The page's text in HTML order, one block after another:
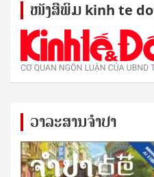
ໜັງ​ສື​ພິມ kinh te
ວາລະສານຈຳປາ